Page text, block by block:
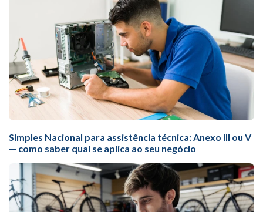
Simples Nacional para assistência técnica: Anexo III ou V
— como saber qual se aplica ao seu negócio